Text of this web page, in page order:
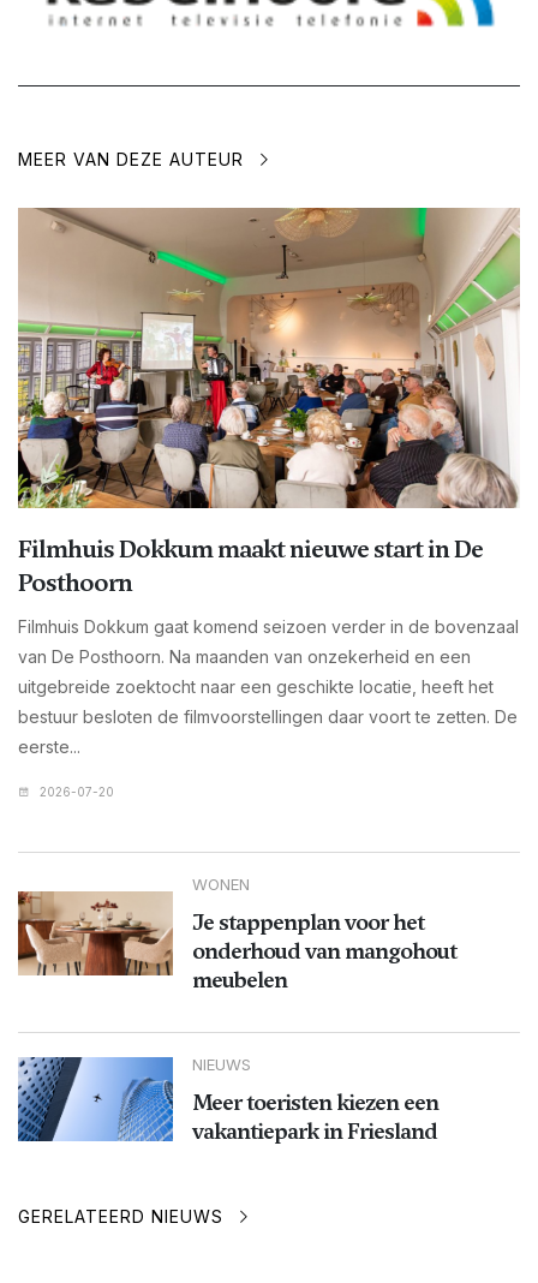
MEER VAN DEZE AUTEUR
Filmhuis Dokkum maakt nieuwe start in De
Posthoorn
Filmhuis Dokkum gaat komend seizoen verder in de bovenzaal
van De Posthoorn. Na maanden van onzekerheid en een
uitgebreide zoektocht naar een geschikte locatie, heeft het
bestuur besloten de filmvoorstellingen daar voort te zetten. De
eerste...
2026-07-20
WONEN
Je stappenplan voor het
onderhoud van mangohout
meubelen
NIEUWS
Meer toeristen kiezen een
vakantiepark in Friesland
GERELATEERD NIEUWS